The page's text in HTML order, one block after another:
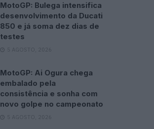
MotoGP: Bulega intensifica
desenvolvimento da Ducati
850 e já soma dez dias de
testes
5 AGOSTO, 2026
MotoGP: Ai Ogura chega
embalado pela
consistência e sonha com
novo golpe no campeonato
5 AGOSTO, 2026